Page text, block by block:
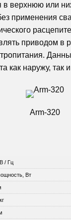
в верхнюю или
применения
приводом в
как наружу, так
Arm-320
/ Гц
Вт